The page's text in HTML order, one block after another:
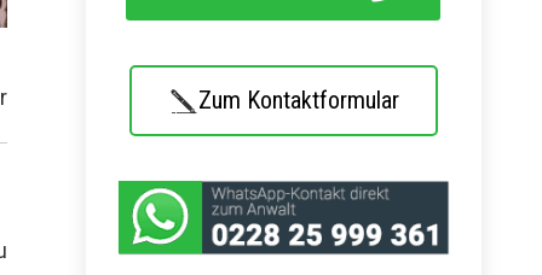
Zum Kontaktformular